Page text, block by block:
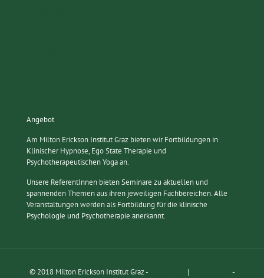
Angebot
Am Milton Erickson Institut Graz bieten wir Fortbildungen in
Klinischer Hypnose, Ego State Therapie und
Psychotherapeutischen Yoga an.
Unsere ReferentInnen bieten Seminare zu aktuellen und
spannenden Themen aus ihren jeweiligen Fachbereichen. Alle
Veranstaltungen werden als Fortbildung für die klinische
Psychologie und Psychotherapie anerkannt.
© 2018 Milton Erickson Institut Graz - | -